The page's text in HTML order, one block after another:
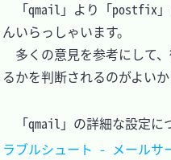
「qmail」より「postfix」
んいらっしゃいます。
多くの意見を参考にして、
るかを判断されるのがよいか
「qmail」の詳細な設定に
ラブルシュート - メールサ